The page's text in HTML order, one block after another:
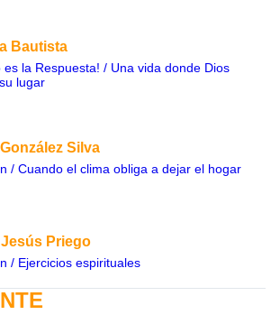
Bautista
es la Respuesta! / Una vida donde Dios
lugar
Silva
/ Cuando el clima obliga a dejar el hogar
Priego
/ Ejercicios espirituales